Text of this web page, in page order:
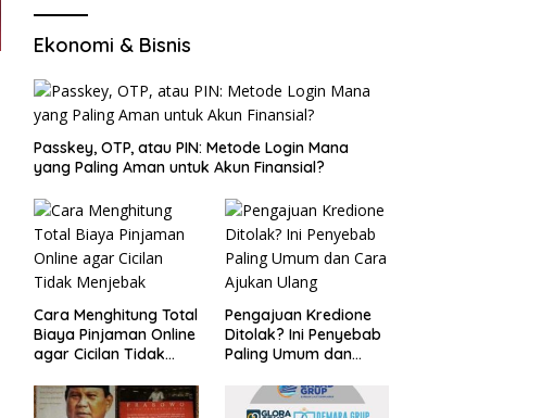
Ekonomi & Bisnis
Passkey, OTP, atau PIN: Metode Login Mana
yang Paling Aman untuk Akun Finansial?
Cara Menghitung Total
Biaya Pinjaman Online
agar Cicilan Tidak
Pengajuan Kredione
Ditolak? Ini Penyebab
Paling Umum dan